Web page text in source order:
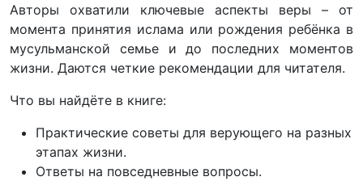
Авторы охватили ключевые аспекты веры – от
момента принятия ислама или рождения ребёнка в
мусульманской семье и до последних моментов
жизни. Даются четкие рекомендации для читателя.
Что вы найдёте в книге:
Практические советы для верующего на разных
этапах жизни.
Ответы на повседневные вопросы.